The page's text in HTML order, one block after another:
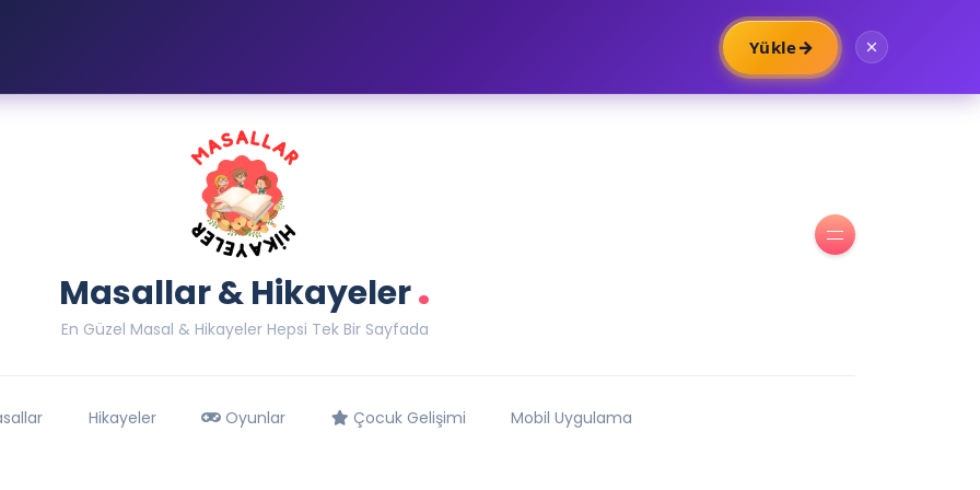
Yükle→
Masallar & Hikayeler.
En Güzel Masal & Hikayeler Hepsi Tek Bir Sayfada
Hikayeler Oyunlar Çocuk Gelişimi Mobil Uygulama